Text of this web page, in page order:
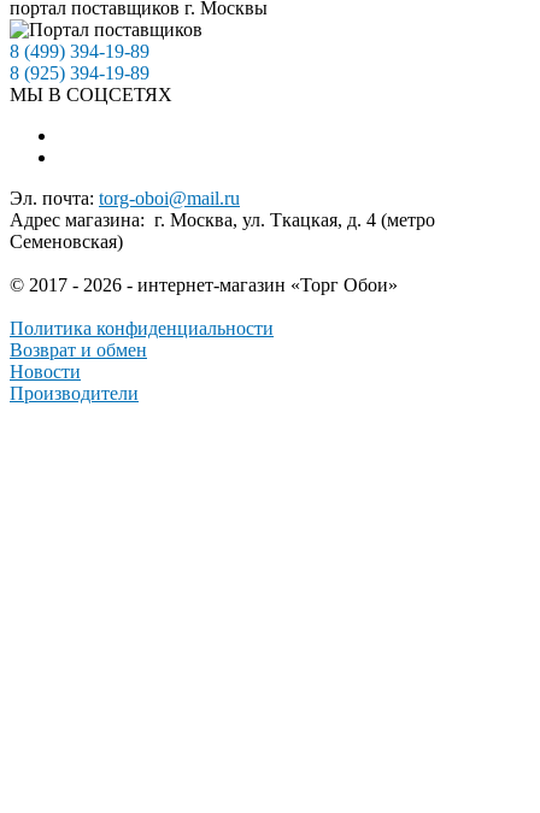
портал поставщиков г. Москвы
8 (499) 394-19-89
8 (925) 394-19-89
МЫ В СОЦСЕТЯХ
Эл. почта: torg-oboi@mail.ru
Адрес магазина: г. Москва, ул. Ткацкая, д. 4 (метро
Семеновская)
© 2017 - 2026 - интернет-магазин «Торг Обои»
Политика конфиденциальности
Возврат и обмен
Новости
Производители